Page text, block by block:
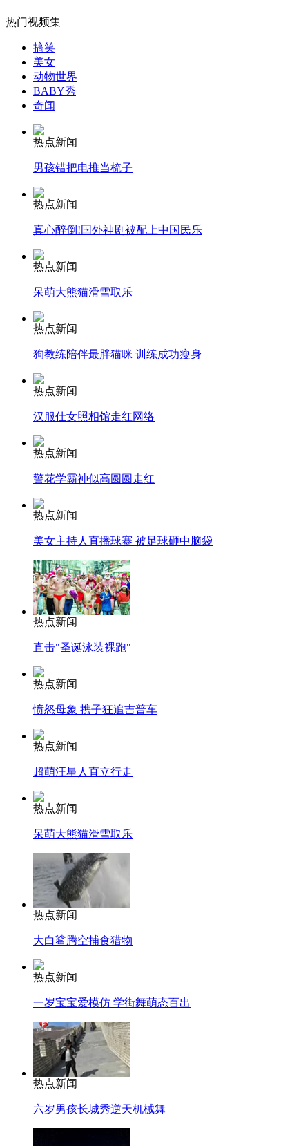
安徽一实载49人客车翻车
走！跟着总书记去植树
纽约上演“枕头大战”
热门视频集
搞笑
美女
动物世界
BABY秀
奇闻
热点新闻
男孩错把电推当梳子
热点新闻
真心醉倒!国外神剧被配上中国民乐
热点新闻
呆萌大熊猫滑雪取乐
热点新闻
狗教练陪伴最胖猫咪 训练成功瘦身
热点新闻
汉服仕女照相馆走红网络
热点新闻
警花学霸神似高圆圆走红
热点新闻
美女主持人直播球赛 被足球砸中脑袋
热点新闻
直击"圣诞泳装裸跑"
热点新闻
愤怒母象 携子狂追吉普车
热点新闻
超萌汪星人直立行走
热点新闻
呆萌大熊猫滑雪取乐
热点新闻
大白鲨腾空捕食猎物
热点新闻
一岁宝宝爱模仿 学街舞萌态百出
热点新闻
六岁男孩长城秀逆天机械舞